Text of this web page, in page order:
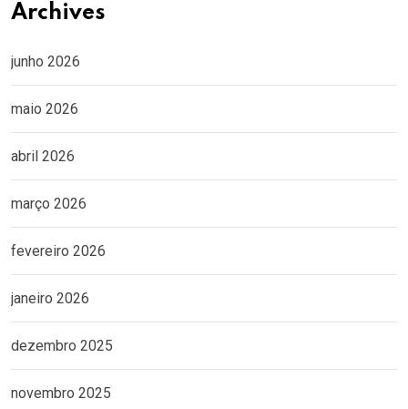
Archives
junho 2026
maio 2026
abril 2026
março 2026
fevereiro 2026
janeiro 2026
dezembro 2025
novembro 2025